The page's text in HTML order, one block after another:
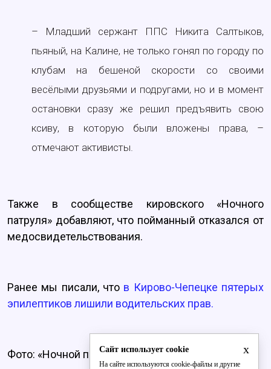
– Младший сержант ППС Никита Салтыков,
пьяный, на Калине, не только гонял по городу по
клубам на бешеной скорости со своими
весёлыми друзьями и подругами, но и в момент
остановки сразу же решил предъявить свою
ксиву, в которую были вложены права, –
отмечают активисты.
Также в сообществе кировского «Ночного
патруля» добавляют, что пойманный отказался от
медосвидетельствования.
Ранее мы писали, что в Кирово-Чепецке пятерых
эпилептиков лишили водительских прав.
Фото: «Ночной патруль» x
Сайт использует cookie
На сайте используются cookie-файлы и другие